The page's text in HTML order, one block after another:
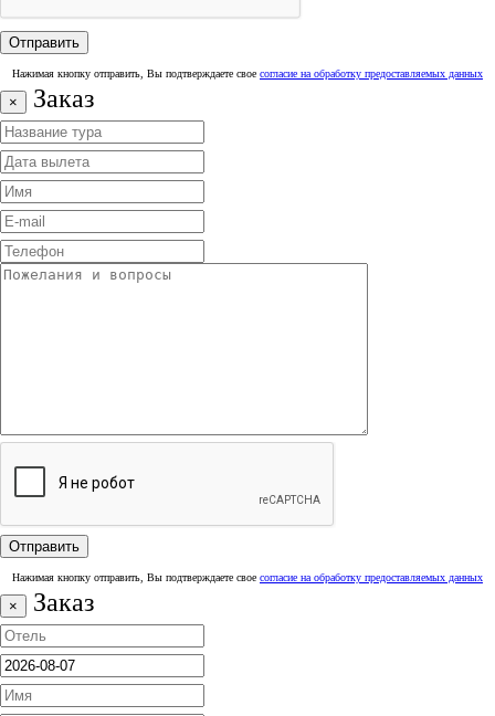
Нажимая кнопку отправить, Вы подтверждаете свое согласие на обработку предоставляемых данных
× Заказ
Нажимая кнопку отправить, Вы подтверждаете свое согласие на обработку предоставляемых данных
× Заказ